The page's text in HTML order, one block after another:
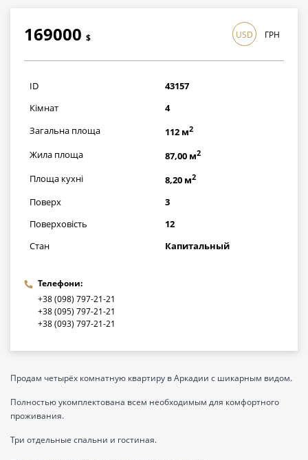
169000 $
4901000грн
USD ГРН
ID
43157
Кімнат
4
Загальна площа
112 м2
Жила площа 87,00 м2
Площа кухні 8,20 м2
Поверх
3
Поверховість
12
Стан
Капитальный
Телефони:
+38 (098) 797-21-21
+38 (095) 797-21-21
+38 (093) 797-21-21
Продам четырёх комнатную квартиру в Аркадии с шикарным видом.
Полностью укомплектована всем необходимым для комфортного
проживания.
Три отдельные спальни и гостиная.